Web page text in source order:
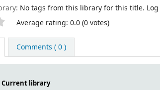
No tags from this library for this title.
Average rating: 0.0 (0 votes)
Comments ( 0 )
Current library